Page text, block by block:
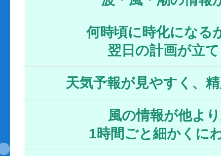
何時頃に時化になる
翌日の計画が立
天気予報が見やすく、
風の情報が他よ
1時間ごと細かくに